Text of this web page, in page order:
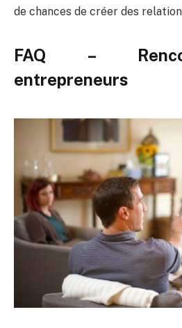
de chances de créer des
FAQ –
entrepreneurs